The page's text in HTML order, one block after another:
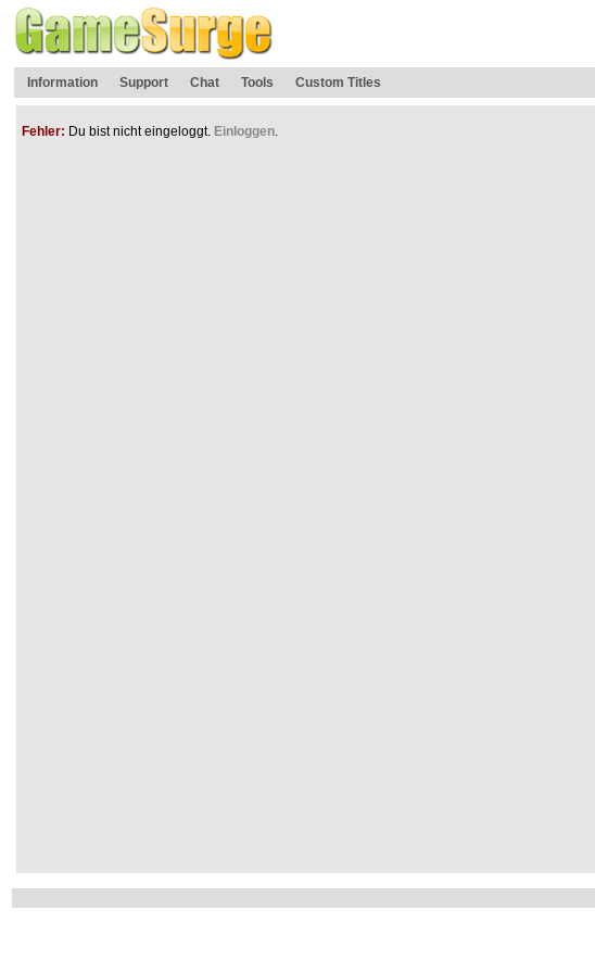
Information Support Chat Tools Custom Titles
Fehler: Du bist nicht eingeloggt. Einloggen.